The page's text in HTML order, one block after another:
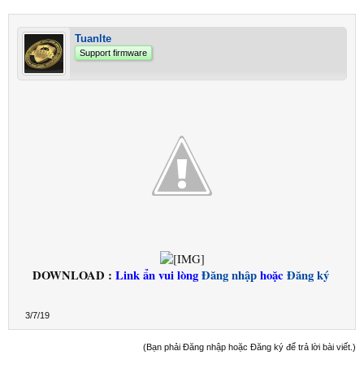
Tuanlte
Support firmware
DOWNLOAD : Link ẩn vui lòngĐăng nhậphoặc Đăng ký
3/7/19
(Bạn phải Đăng nhập hoặc Đăng ký để trả lời bài viết.)